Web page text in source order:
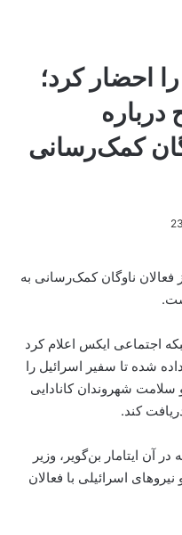
احضار کرد؛
درباره
کمک‌رسانی
ناوگان کمک‌رسانی به
اجتماعی ایکس اعلام کرد
شده تا سفیر اسرائیل را
شهروندان کانادایی
کند.
آن ایتامار بن‌گویر، وزیر
اسرائیلی با فعالان